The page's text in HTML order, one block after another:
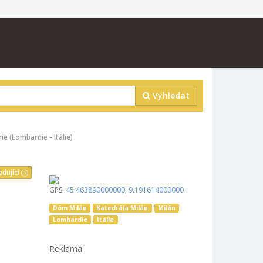
Vyhledat
(Lombardie - Itálie)
GPS: 45.463890000000, 9.191614000000
Dóm Milán Katedrála Milán
Milán
Lombardie
Itálie
Reklama